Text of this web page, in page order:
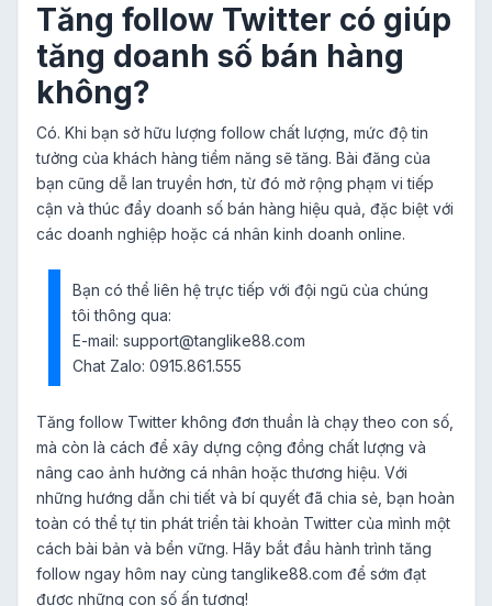
Tăng follow Twitter có giúp
tăng doanh số bán hàng
không?
Có. Khi bạn sở hữu lượng follow chất lượng, mức độ tin
tưởng của khách hàng tiềm năng sẽ tăng. Bài đăng của
bạn cũng dễ lan truyền hơn, từ đó mở rộng phạm vi tiếp
cận và thúc đẩy doanh số bán hàng hiệu quả, đặc biệt với
các doanh nghiệp hoặc cá nhân kinh doanh online.
Bạn có thể liên hệ trực tiếp với đội ngũ của chúng
tôi thông qua:
E-mail:support@tanglike88.com
Chat Zalo: 0915.861.555
Tăng follow Twitter không đơn thuần là chạy theo con số,
mà còn là cách để xây dựng cộng đồng chất lượng và
nâng cao ảnh hưởng cá nhân hoặc thương hiệu. Với
những hướng dẫn chi tiết và bí quyết đã chia sẻ, bạn hoàn
toàn có thể tự tin phát triển tài khoản Twitter của mình một
cách bài bản và bền vững. Hãy bắt đầu hành trình tăng
follow ngay hôm nay cùng tanglike88.com để sớm đạt
được những con số ấn tượng!
0915861555